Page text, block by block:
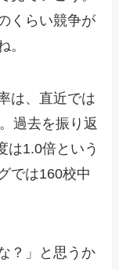
くらい競争が
。
は、直近では
過去を振り返
は1.0倍という
では160校中
？」と思うか